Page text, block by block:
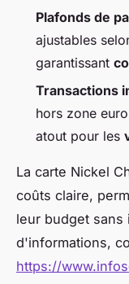
Plafonds de
ajustables
garantissant
Transactions
hors zone
atout pour les
La carte Nickel
coûts claire,
leur budget sans
d'informations,
https://